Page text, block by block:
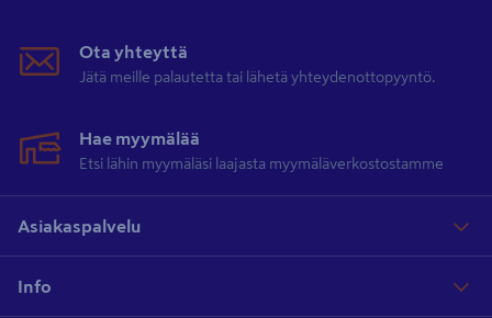
Ota yhteyttä
Jätä meille palautetta tai lähetä yhteydenottopyyntö.
Hae myymälää
Etsi lähin myymäläsi laajasta myymäläverkostostamme
Asiakaspalvelu
Info